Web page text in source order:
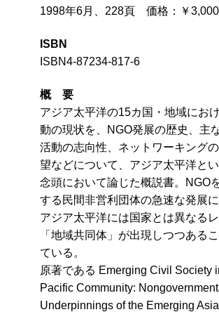
1998年6月、228頁 価格：￥
ISBN
ISBN4-87234-817-6
概 要
アジア太平洋の15カ国・地域にお
動の現状を、NGO発展の歴史、主
活動の志向性、ネットワーキング
望などについて、アジア太平洋と
念頭において論じた概説書。NGO
する民間非営利団体の急速な発展に
アジア太平洋には国家とは異なるレ
「地域共同体」が出現しつつある
ている。
原著である Emerging Civil Society
Pacific Community:
Underpinnings of the Emerging